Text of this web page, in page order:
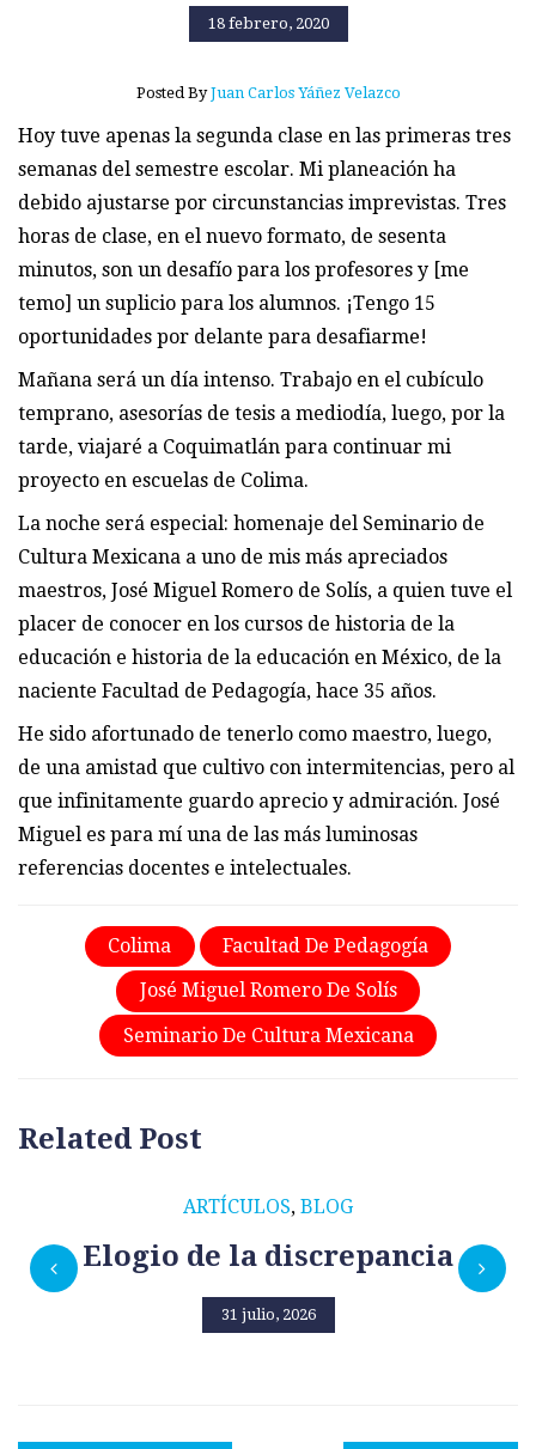
18 febrero, 2020
Posted ByJuan Carlos Yáñez Velazco
Hoy tuve apenas la segunda clase en las primeras tres
semanas del semestre escolar. Mi planeación ha
debido ajustarse por circunstancias imprevistas. Tres
horas de clase, en el nuevo formato, de sesenta
minutos, son un desafío para los profesores y [me
temo] un suplicio para los alumnos. ¡Tengo 15
oportunidades por delante para desafiarme!
Mañana será un día intenso. Trabajo en el cubículo
temprano, asesorías de tesis a mediodía, luego, por la
tarde, viajaré a Coquimatlán para continuar mi
proyecto en escuelas de Colima.
La noche será especial: homenaje del Seminario de
Cultura Mexicana a uno de mis más apreciados
maestros, José Miguel Romero de Solís, a quien tuve el
placer de conocer en los cursos de historia de la
educación e historia de la educación en México, de la
naciente Facultad de Pedagogía, hace 35 años.
He sido afortunado de tenerlo como maestro, luego,
de una amistad que cultivo con intermitencias, pero al
que infinitamente guardo aprecio y admiración. José
Miguel es para mí una de las más luminosas
referencias docentes e intelectuales.
Colima
Facultad De Pedagogía
José Miguel Romero De Solís
Seminario De Cultura Mexicana
Related Post
ARTÍCULOS, BLOG
Elogio de la discrepancia
31 julio, 2026